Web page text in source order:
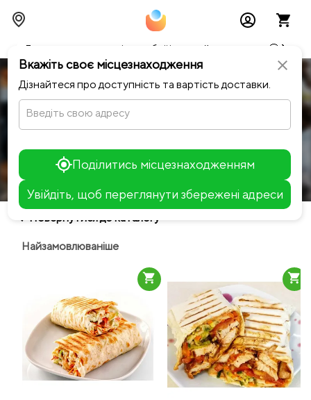
close
Вкажіть своє місцезнаходження
Дізнайтеся про доступність та вартість доставки.
Введіть свою адресу
Поділитись місцезнаходженням
Увійдіть, щоб переглянути збережені адреси
+
−
Тимчасово можливі перебої із онлайн оплатами🥺🔧
Вартість доставки
chevron_left Повернутися до каталогу
Найзамовлюваніше
shopping_cart shopping_cart